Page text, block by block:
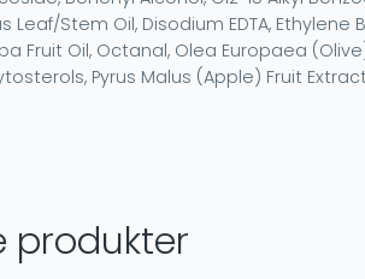
Stem Oil, Disodium EDTA, Ethylene
Fruit Oil, Octanal, Olea Europaea
Pyrus Malus (Apple) Fruit
produkter